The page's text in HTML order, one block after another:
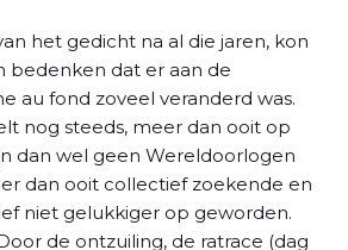
het gedicht na al die jaren, kon
bedenken dat er aan de
au fond zoveel veranderd was.
nog steeds, meer dan ooit op
dan wel geen Wereldoorlogen
dan ooit collectief zoekende en
niet gelukkiger op geworden.
de ontzuiling, de ratrace (dag